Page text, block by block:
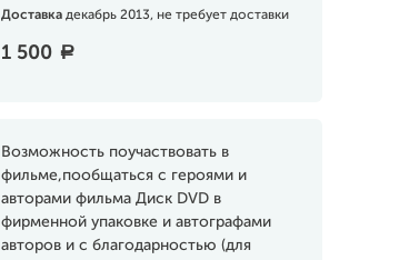
Доставка декабрь 2013, не требует доставки
1 500 a
Возможность поучаствовать в
фильме,пообщаться с героями и
авторами фильма Диск DVD в
фирменной упаковке и автографами
авторов и с благодарностью (для